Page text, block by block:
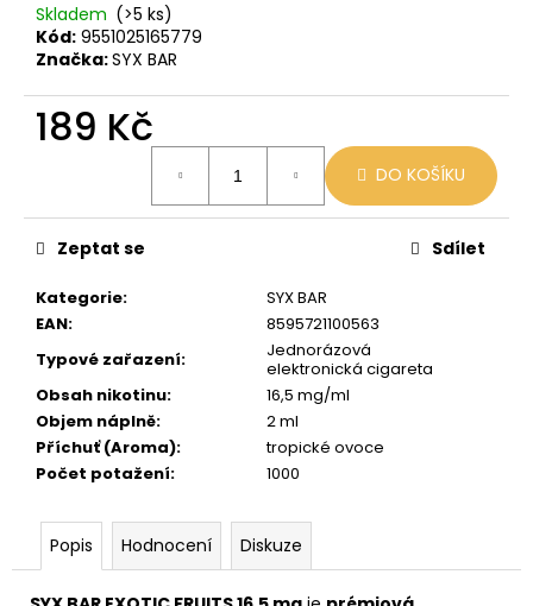
Skladem (>5 ks)
Kód: 9551025165779
Značka:SYX BAR
189 Kč
DO KOŠÍKU
Kategorie:
SYX BAR
EAN:
8595721100563
Typové zařazení:
Jednorázová
elektronická cigareta
Obsah nikotinu:
16,5 mg/ml
Objem náplně:
2 ml
Příchuť (Aroma):
tropické ovoce
Počet potažení: 1000
Zeptat se Sdílet
Popis Hodnocení Diskuze
u
č
LIO
PASSION
FRUIT
59
Kč
Původně:
99
Kč